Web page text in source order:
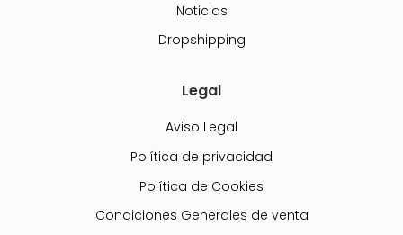
Noticias
Dropshipping
Legal
Aviso Legal
Política de privacidad
Política de Cookies
Condiciones Generales de venta